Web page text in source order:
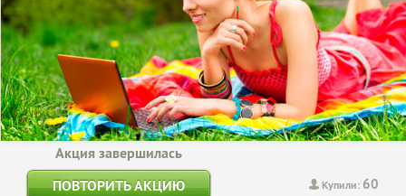
Купили: 60
Акция завершилась
ПОВТОРИТЬ АКЦИЮ